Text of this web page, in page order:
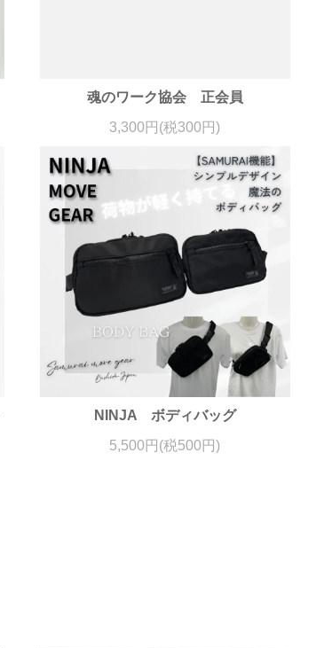
魂のワーク協会 正会員
3,300円(税300円)
NINJA ボディバッグ
5,500円(税500円)